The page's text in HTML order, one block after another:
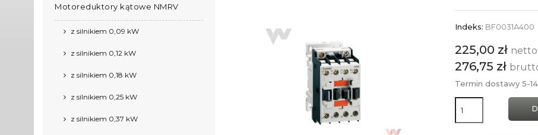
Motoreduktory kątowe NMRV
z silnikiem 0,09 kW
z silnikiem 0,12 kW
z silnikiem 0,18 kW
z silnikiem 0,25 kW
z silnikiem 0,37 kW
Indeks: BF0031A400
225,00 zł netto
276,75 zł
Termin dostawy 5-